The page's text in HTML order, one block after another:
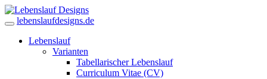
lebenslaufdesigns.de
Lebenslauf
Varianten
Tabellarischer Lebenslauf
Curriculum Vitae (CV)